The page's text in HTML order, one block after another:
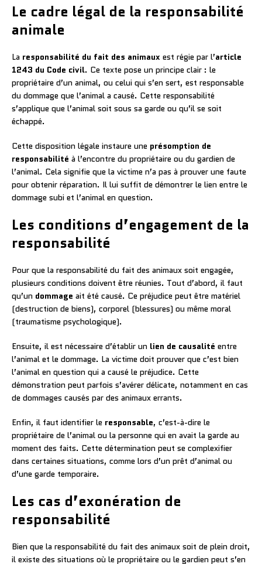
Le cadre légal de la responsabilité
animale
La responsabilité du fait des animaux est régie par l’article
1243 du Code civil. Ce texte pose un principe clair : le
propriétaire d’un animal, ou celui qui s’en sert, est responsable
du dommage que l’animal a causé. Cette responsabilité
s’applique que l’animal soit sous sa garde ou qu’il se soit
échappé.
Cette disposition légale instaure une présomption de
responsabilité à l’encontre du propriétaire ou du gardien de
l’animal. Cela signifie que la victime n’a pas à prouver une faute
pour obtenir réparation. Il lui suffit de démontrer le lien entre le
dommage subi et l’animal en question.
Les conditions d’engagement de la
responsabilité
Pour que la responsabilité du fait des animaux soit engagée,
plusieurs conditions doivent être réunies. Tout d’abord, il faut
qu’un dommage ait été causé. Ce préjudice peut être matériel
(destruction de biens), corporel (blessures) ou même moral
(traumatisme psychologique).
Ensuite, il est nécessaire d’établir un lien de causalité entre
l’animal et le dommage. La victime doit prouver que c’est bien
l’animal en question qui a causé le préjudice. Cette
démonstration peut parfois s’avérer délicate, notamment en cas
de dommages causés par des animaux errants.
Enfin, il faut identifier le responsable, c’est-à-dire le
propriétaire de l’animal ou la personne qui en avait la garde au
moment des faits. Cette détermination peut se complexifier
dans certaines situations, comme lors d’un prêt d’animal ou
d’une garde temporaire.
Les cas d’exonération de
responsabilité
Bien que la responsabilité du fait des animaux soit de plein droit,
il existe des situations où le propriétaire ou le gardien peut s’en